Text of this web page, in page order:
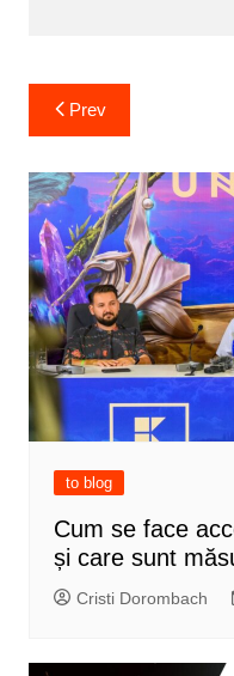
Post
navigation
Prev
to blog
Cum se face
și care sunt
Cristi Dorombach